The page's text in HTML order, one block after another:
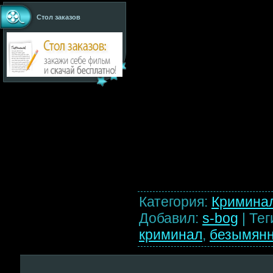
Стол заказов
Категория:
Добавил: s-bog |
криминал,